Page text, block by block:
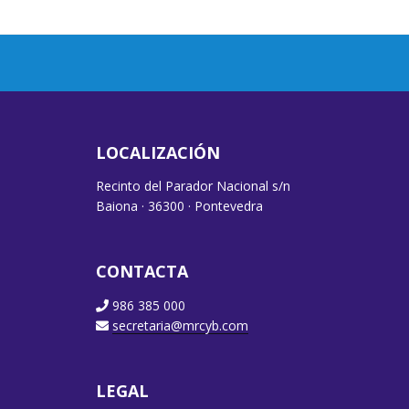
LOCALIZACIÓN
Recinto del Parador Nacional s/n
Baiona · 36300 · Pontevedra
CONTACTA
986 385 000
secretaria@mrcyb.com
LEGAL